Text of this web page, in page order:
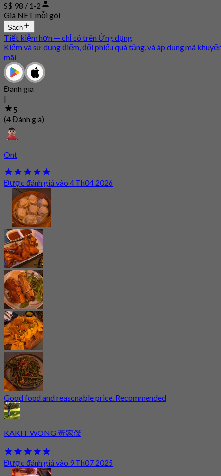
S$ 98 / 1-2
Giá NET mỗi gói
Sách
Tiết kiệm hơn — chỉ có trên Ứng dụng
Kiếm và sử dụng điểm, đổi phiếu quà tặng, và áp dụng mã
mãi
Đánh giá
|
5
(4 Đánh giá)
Ont
Được đánh giá vào 4 Th04 2026
Good food and reasonable price. Recommended
KAKIT WONG 黃家傑
Được đánh giá vào 9 Th07 2025